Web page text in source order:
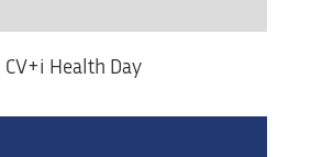
| CV+i Health Day